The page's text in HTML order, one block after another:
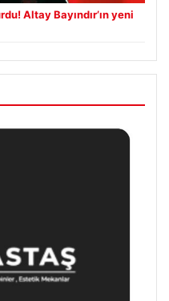
Altay Bayındır’ın yeni